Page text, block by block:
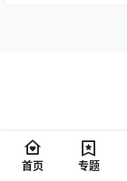
首页 专题